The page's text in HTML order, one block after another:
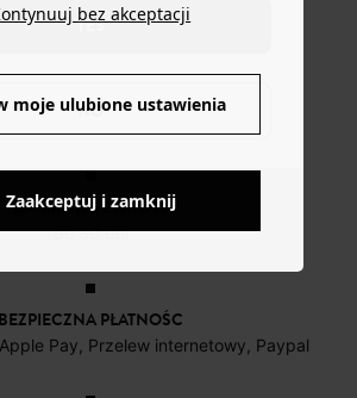
YES
NO
DO PACZKOMATÓW
4 do 6 dni roboczych
DARMOWE ZWROTY
do 30 dni
BEZPIECZNA PŁATNOŚC
Pay, Przelew internetowy, Paypal
bez akceptacji
moje ulubione ustawienia
Zaakceptuj i zamknij